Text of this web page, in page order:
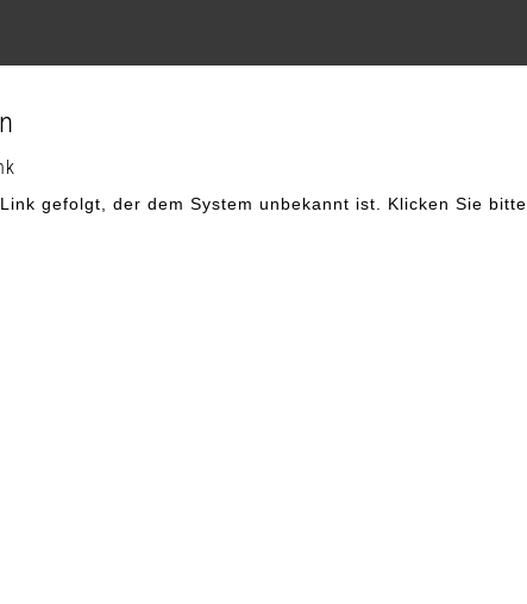
gefolgt, der dem System unbekannt ist. Klicken Sie bitte